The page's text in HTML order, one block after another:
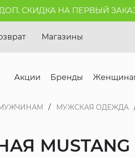
СКИДКА НА ПЕРВЫЙ ЗАКАЗ
Магазины
Акции Бренды
МУЖСКАЯ ОДЕЖДА
MUSTANG